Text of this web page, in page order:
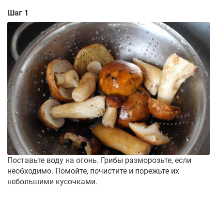
Шаг 1
Поставьте воду на огонь. Грибы разморозьте, если
необходимо. Помойте, почистите и порежьте их
небольшими кусочками.